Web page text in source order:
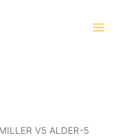
V5 ALDER-5